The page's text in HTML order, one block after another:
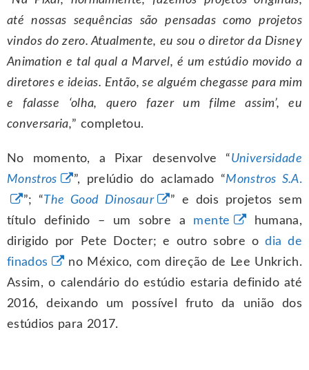
até nossas sequências são pensadas como projetos
vindos do zero. Atualmente, eu sou o diretor da Disney
Animation e tal qual a Marvel, é um estúdio movido a
diretores e ideias. Então, se alguém chegasse para mim
e falasse ‘olha, quero fazer um filme assim’, eu
conversaria,” completou.
No momento, a Pixar desenvolve “Universidade
Monstros
”, prelúdio do aclamado “Monstros S.A.
”; “The Good Dinosaur
” e dois projetos sem
título definido – um sobre a mente
humana,
dirigido por Pete Docter; e outro sobre odia de
finados
no México, com direção de Lee Unkrich.
Assim, o calendário do estúdio estaria definido até
2016, deixando um possível fruto da união dos
estúdios para 2017.